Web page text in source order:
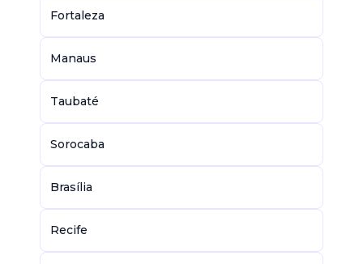
Fortaleza
Manaus
Taubaté
Sorocaba
Brasília
Recife